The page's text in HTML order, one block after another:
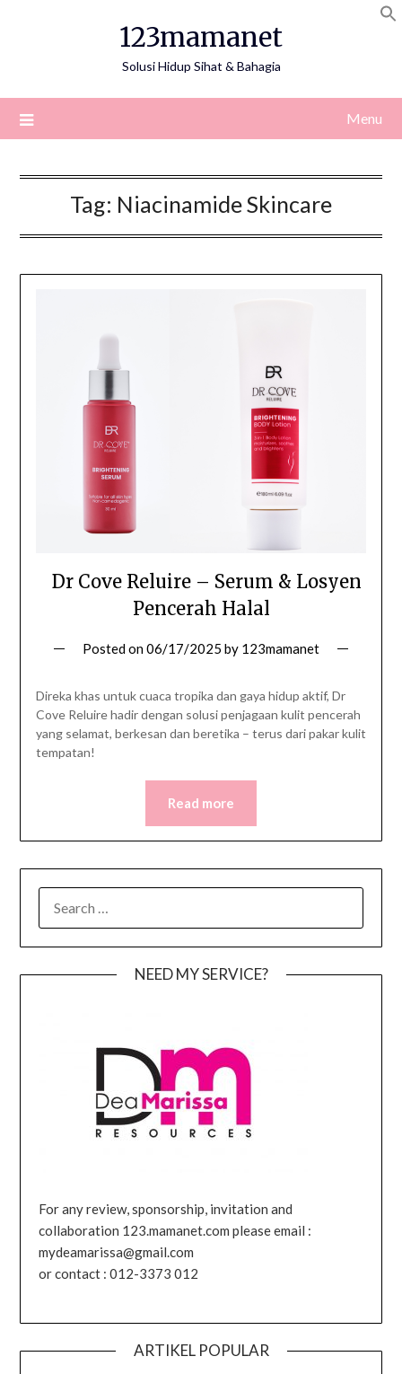
123mamanet
Solusi Hidup Sihat & Bahagia
Menu
Tag: Niacinamide Skincare
Dr Cove Reluire – Serum & Losyen
Pencerah Halal
Posted on06/17/2025 by 123mamanet
Direka khas untuk cuaca tropika dan gaya hidup aktif, Dr
Cove Reluire hadir dengan solusi penjagaan kulit pencerah
yang selamat, berkesan dan beretika – terus dari pakar kulit
tempatan!
Read more
FOR:
NEED MY SERVICE?
For any review, sponsorship, invitation and
collaboration 123.mamanet.com please email :
mydeamarissa@gmail.com
or contact : 012-3373 012
ARTIKEL POPULAR